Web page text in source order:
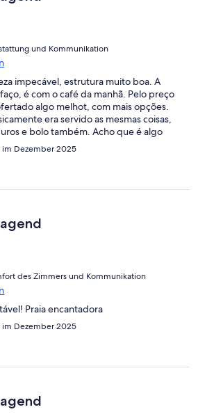
und Kommunikation
impecável, estrutura muito boa. A
é com o café da manhã. Pelo preço
algo melhot, com mais opções.
era servido as mesmas coisas,
e bolo também. Acho que é algo
Dezember 2025
des Zimmers und Kommunikation
Praia encantadora
Dezember 2025